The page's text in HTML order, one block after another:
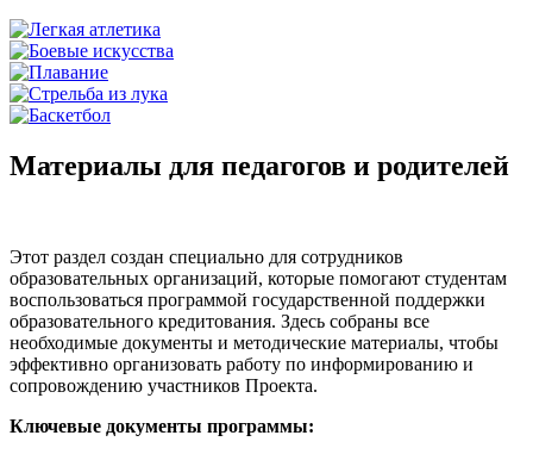
Материалы для педагогов и родителей
Этот раздел создан специально для сотрудников
образовательных организаций, которые помогают студентам
воспользоваться программой государственной поддержки
образовательного кредитования. Здесь собраны все
необходимые документы и методические материалы, чтобы
эффективно организовать работу по информированию и
сопровождению участников Проекта.
Ключевые документы программы: